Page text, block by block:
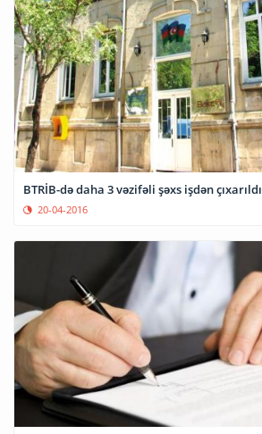
BTRİB-də daha 3 vəzifəli şəxs işdən çıxarıldı
20-04-2016